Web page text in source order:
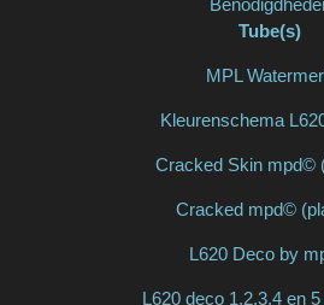
Tube(s)
MPL
Kleurenschema
Cracked Skin mpd©
Cracked mpd©
L620 Deco by
L620 deco 1,2,3,4 en